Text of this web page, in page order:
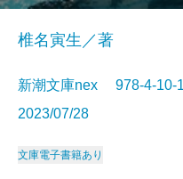
椎名寅生／著
新潮文庫nex 978-4-
2023/07/28
文庫電子書籍あり